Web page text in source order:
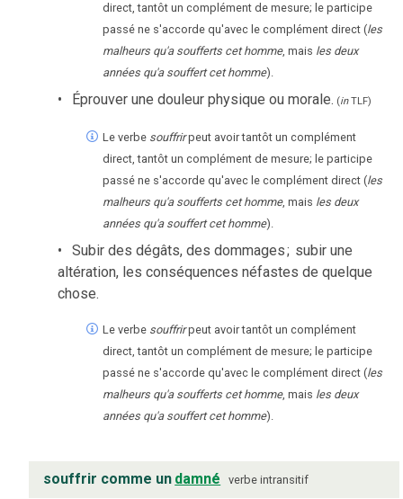
direct, tantôt un complément de mesure; le participe
passé ne s'accorde qu'avec le complément direct (les
malheurs qu'a soufferts cet homme, mais les deux
années qu'a souffert cet homme).
Éprouver une douleur physique ou morale. (inTLF)
Le verbe souffrir peut avoir tantôt un complément
direct, tantôt un complément de mesure; le participe
passé ne s'accorde qu'avec le complément direct (les
malheurs qu'a soufferts cet homme, mais les deux
années qu'a souffert cet homme).
Subir des dégâts, des dommages; subir une
altération, les conséquences néfastes de quelque
chose.
Le verbe souffrir peut avoir tantôt un complément
direct, tantôt un complément de mesure; le participe
passé ne s'accorde qu'avec le complément direct (les
malheurs qu'a soufferts cet homme, mais les deux
années qu'a souffert cet homme).
souffrir comme un damné verbe intransitif